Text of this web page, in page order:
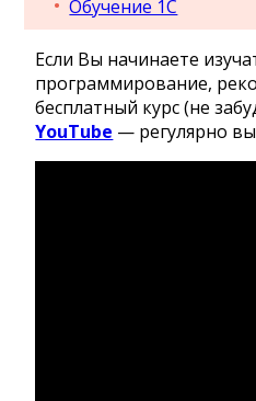
Обучение 1С
Если Вы начинаете
программирование,
бесплатный курс (не
YouTube — регулярно